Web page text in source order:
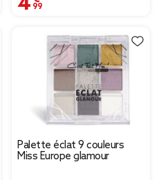
Palette éclat 9 couleurs
Miss Europe glamour